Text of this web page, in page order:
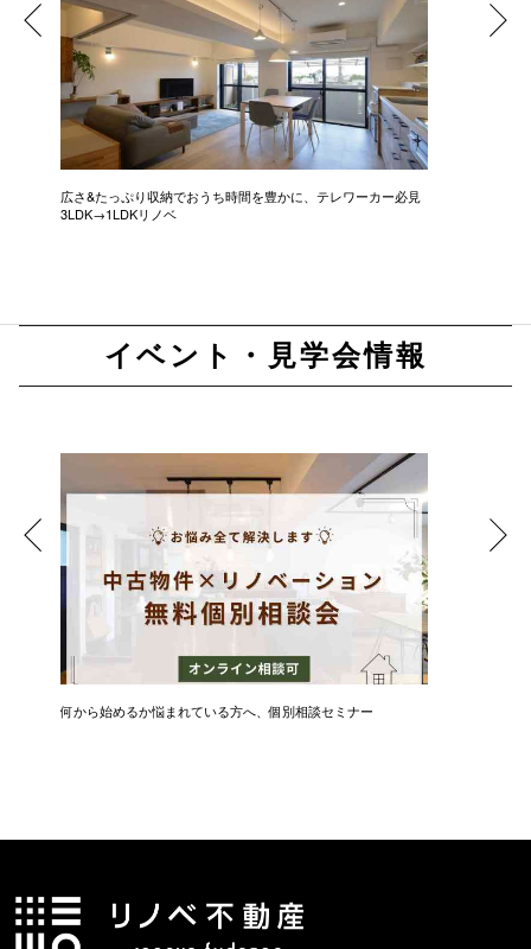
広さ&たっぷり収納でおうち時間を豊かに、テレワーカー必見
3LDK→1LDKリノベ
イベント・見学会情報
何から始めるか悩まれている方へ、個別相談セミナー